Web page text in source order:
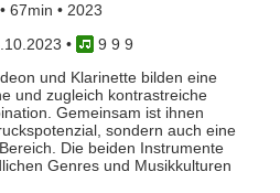
67min • 2023
•
9 9 9
und Klarinette bilden eine
und zugleich kontrastreiche
Gemeinsam ist ihnen
sondern auch eine
Die beiden Instrumente
Genres und Musikkulturen